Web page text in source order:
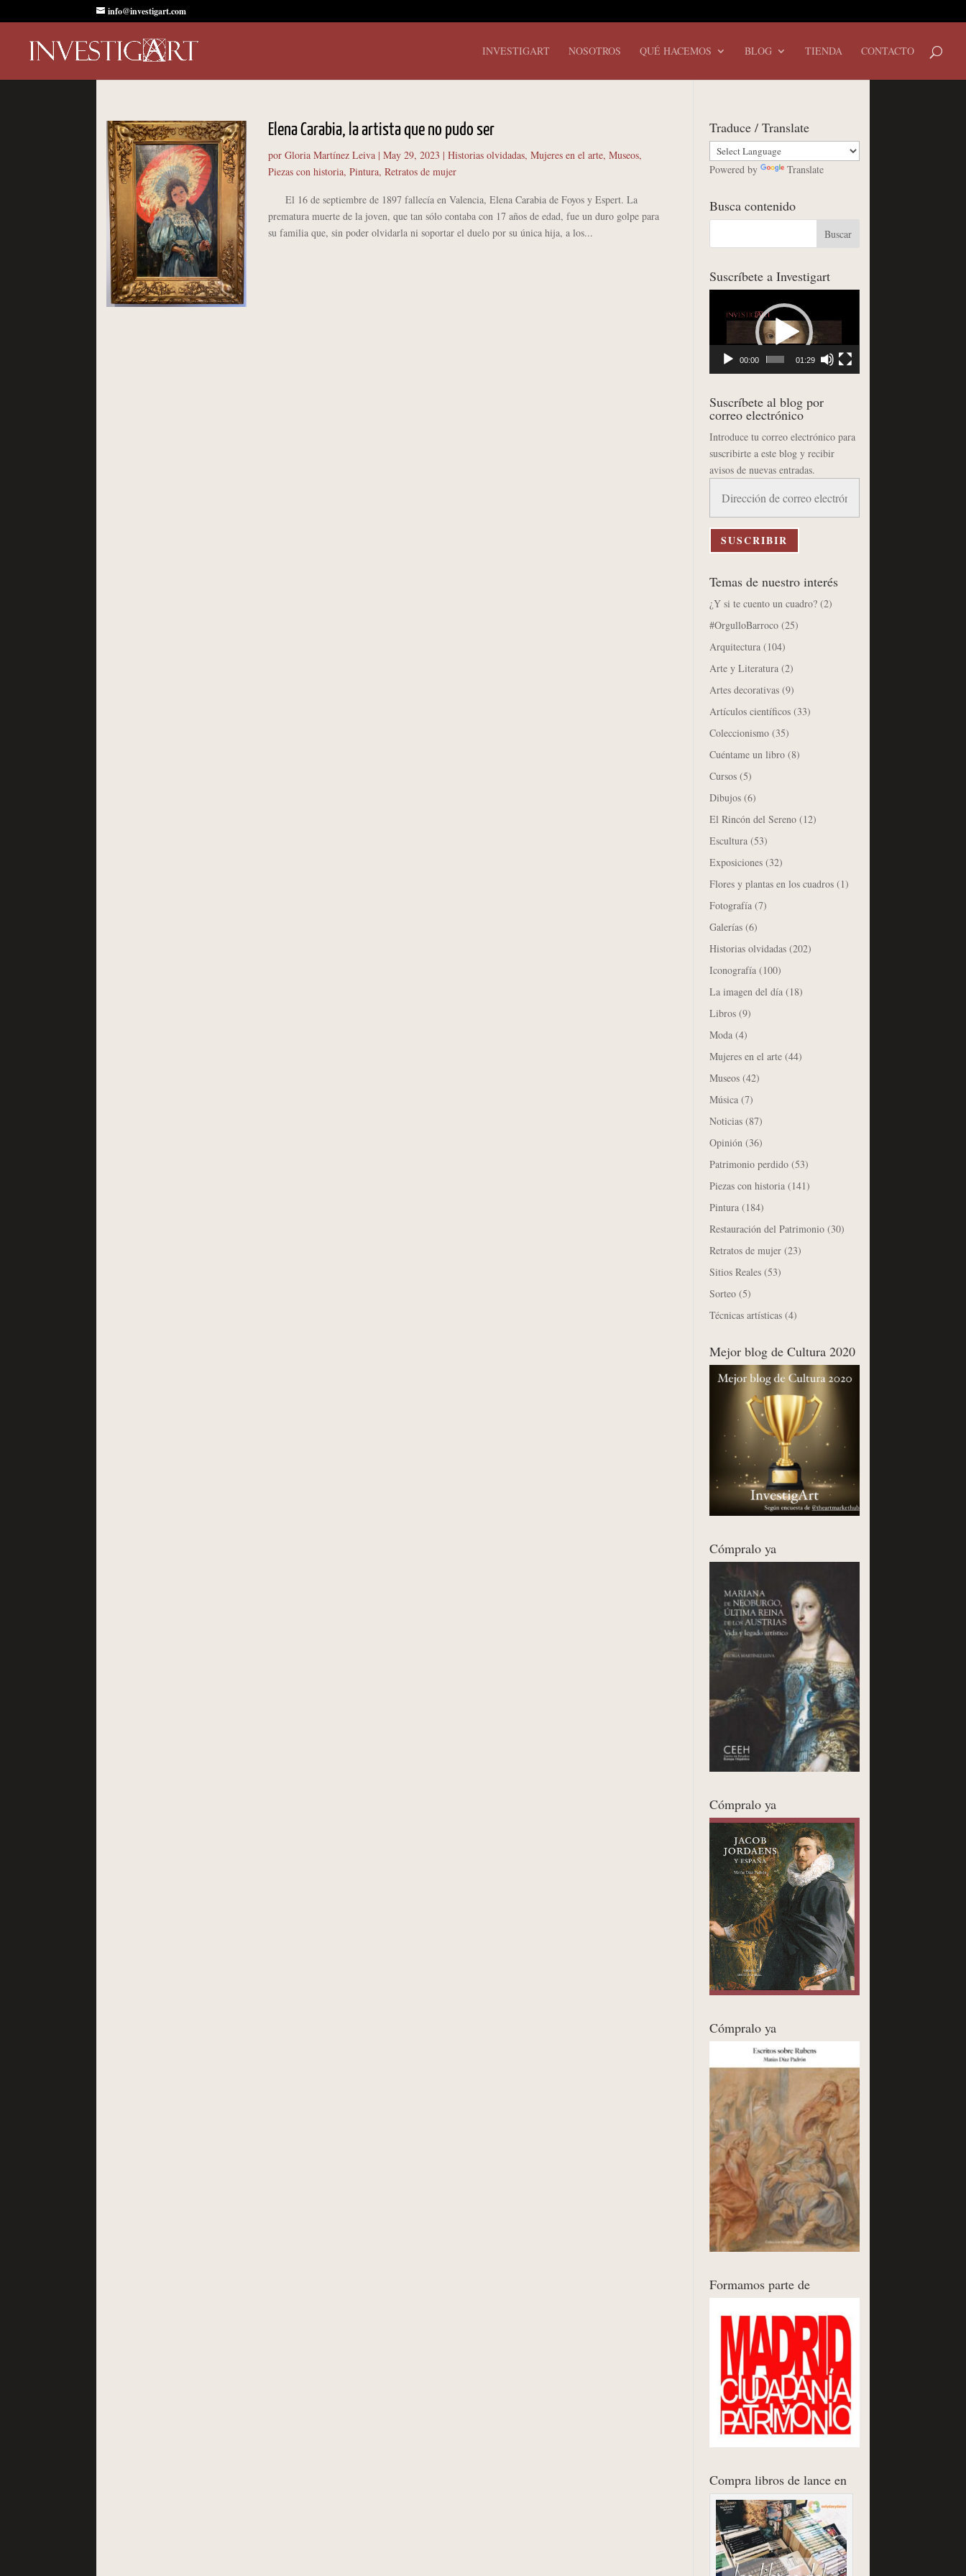
info@investigart.com
INVESTIGART NOSOTROS QUÉ HACEMOS BLOG TIENDA CONTACTO
Elena Carabia, la artista que no pudo ser
por Gloria Martínez Leiva| May 29, 2023 | Historias olvidadas, Mujeres en el arte, Museos,
Piezas con historia, Pintura, Retratos de mujer
El 16 de septiembre de 1897 fallecía en Valencia, Elena Carabia de Foyos y Espert. La
prematura muerte de la joven, que tan sólo contaba con 17 años de edad, fue un duro golpe para
su familia que, sin poder olvidarla ni soportar el duelo por su única hija, a los...
Traduce / Translate
Powered by Translate
Busca contenido
Suscríbete a Investigart
00:00 01:29
Suscríbete al blog por
correo electrónico
Introduce tu correo electrónico para
suscribirte a este blog y recibir
avisos de nuevas entradas.
correo
electrónico
SUSCRIBIR
Temas de nuestro interés
¿Y si te cuento un cuadro? (2)
#OrgulloBarroco (25)
Arquitectura (104)
Arte y Literatura (2)
Artes decorativas (9)
Artículos científicos (33)
Coleccionismo (35)
Cuéntame un libro (8)
Cursos (5)
Dibujos (6)
El Rincón del Sereno (12)
Escultura (53)
Exposiciones (32)
Flores y plantas en los cuadros (1)
Fotografía (7)
Galerías (6)
Historias olvidadas (202)
Iconografía (100)
La imagen del día (18)
Libros (9)
Moda (4)
Mujeres en el arte (44)
Museos (42)
Música (7)
Noticias (87)
Opinión (36)
Patrimonio perdido (53)
Piezas con historia (141)
Pintura (184)
Restauración del Patrimonio (30)
Retratos de mujer (23)
Sitios Reales (53)
Sorteo (5)
Técnicas artísticas (4)
Mejor blog de Cultura 2020
Cómpralo ya
Cómpralo ya
Cómpralo ya
Formamos parte de
Compra libros de lance en